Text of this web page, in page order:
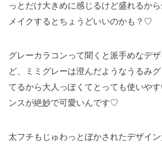
っとだけ大きめに感じるけど盛れるか
メイクするとちょうどいいのかも？♡
グレーカラコンって聞くと派手めなデ
ど、ミミグレーは澄んだようなうるみ
てるから大人っぽくてとっても使いや
ンスが絶妙で可愛いんです♡
太フチもじゅわっとぼかされたデザイ